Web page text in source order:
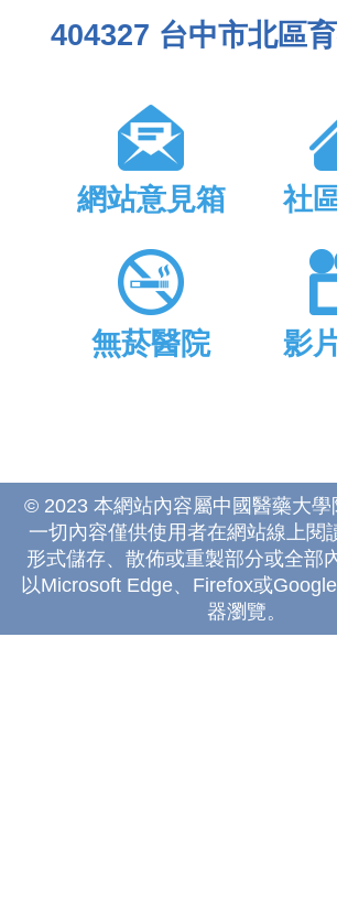
404327 台中市北區
網站意見箱 社
無菸醫院 影
© 2023 本網站內容屬中國醫藥大學
一切內容僅供使用者在網站線上閱
形式儲存、散佈或重製部分或全部
以Microsoft Edge、Firefox或
器瀏覽。